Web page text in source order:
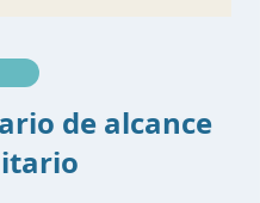
de alcance